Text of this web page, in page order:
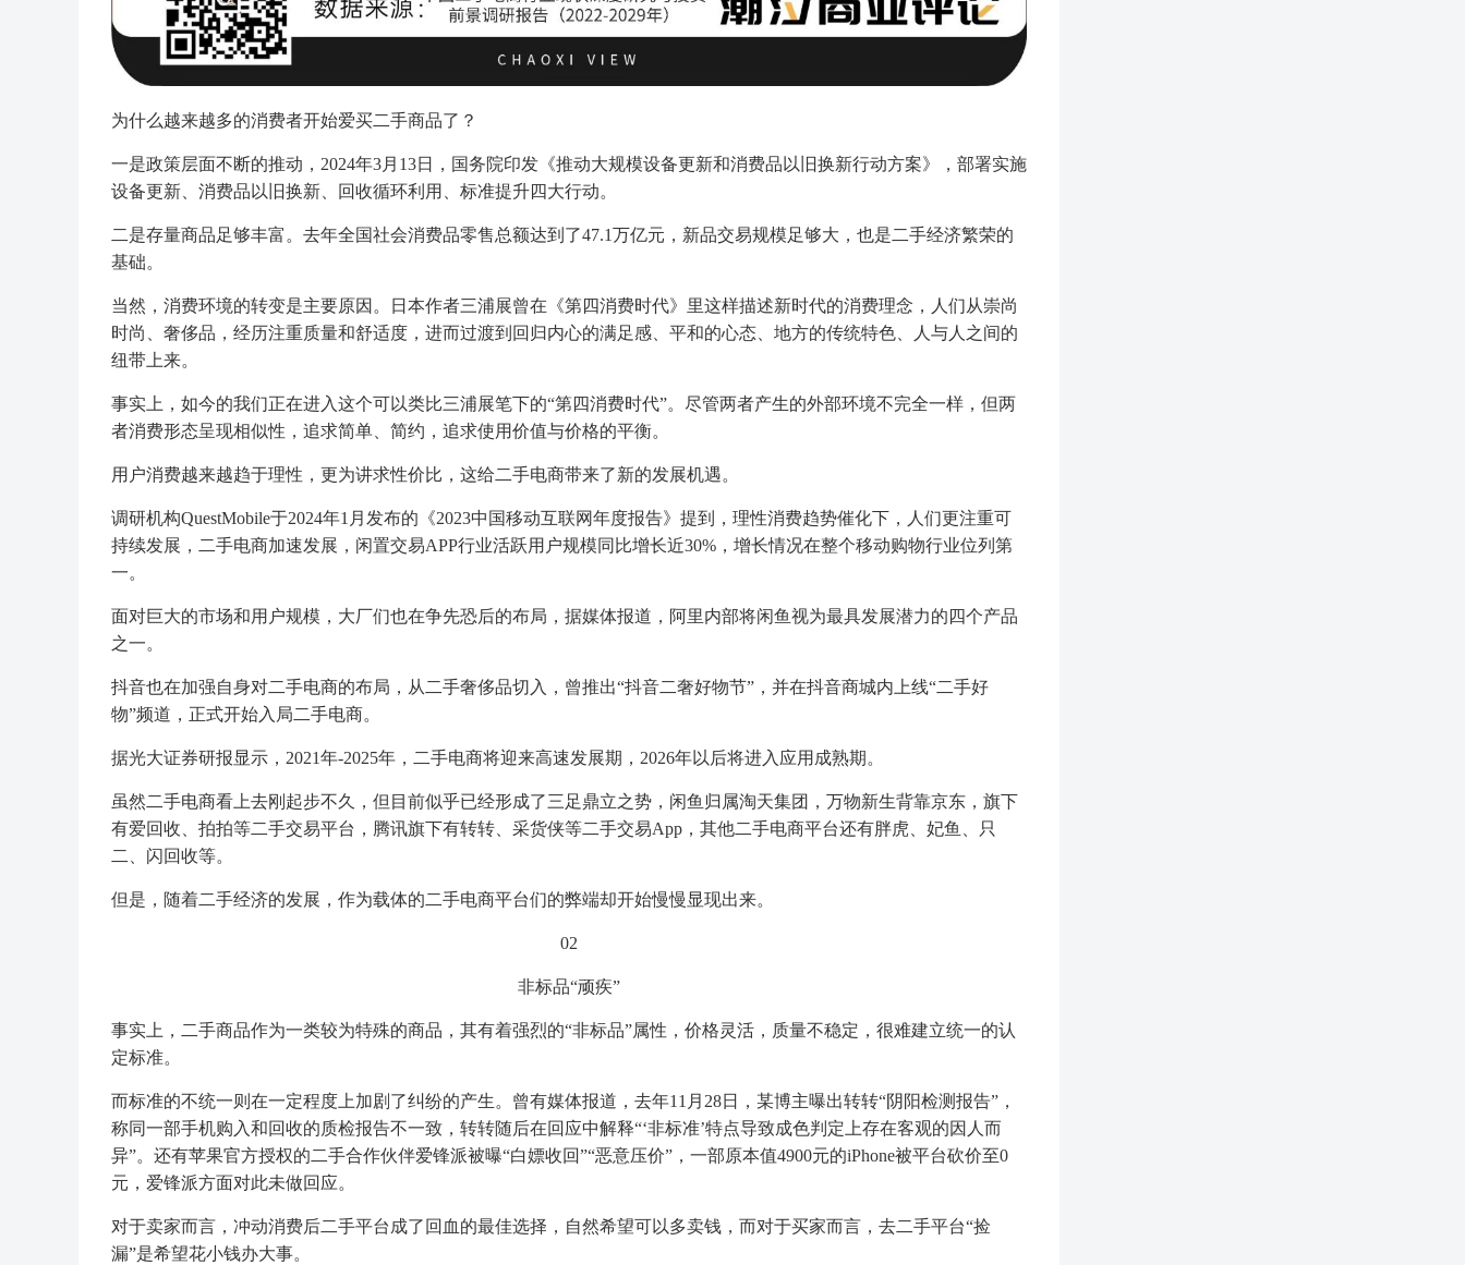
为什么越来越多的消费者开始爱买二手商品了？
一是政策层面不断的推动，2024年3月13日，国务院印发《推动大规模设备更新和消费品以旧换新行动方案》，部署实施
设备更新、消费品以旧换新、回收循环利用、标准提升四大行动。
二是存量商品足够丰富。去年全国社会消费品零售总额达到了47.1万亿元，新品交易规模足够大，也是二手经济繁荣的
基础。
当然，消费环境的转变是主要原因。日本作者三浦展曾在《第四消费时代》里这样描述新时代的消费理念，人们从崇尚
时尚、奢侈品，经历注重质量和舒适度，进而过渡到回归内心的满足感、平和的心态、地方的传统特色、人与人之间的
纽带上来。
事实上，如今的我们正在进入这个可以类比三浦展笔下的“第四消费时代”。尽管两者产生的外部环境不完全一样，但两
者消费形态呈现相似性，追求简单、简约，追求使用价值与价格的平衡。
用户消费越来越趋于理性，更为讲求性价比，这给二手电商带来了新的发展机遇。
调研机构QuestMobile于2024年1月发布的《2023中国移动互联网年度报告》提到，理性消费趋势催化下，人们更注重可
持续发展，二手电商加速发展，闲置交易APP行业活跃用户规模同比增长近30%，增长情况在整个移动购物行业位列第
一。
面对巨大的市场和用户规模，大厂们也在争先恐后的布局，据媒体报道，阿里内部将闲鱼视为最具发展潜力的四个产品
之一。
抖音也在加强自身对二手电商的布局，从二手奢侈品切入，曾推出“抖音二奢好物节”，并在抖音商城内上线“二手好
物”频道，正式开始入局二手电商。
据光大证券研报显示，2021年-2025年，二手电商将迎来高速发展期，2026年以后将进入应用成熟期。
虽然二手电商看上去刚起步不久，但目前似乎已经形成了三足鼎立之势，闲鱼归属淘天集团，万物新生背靠京东，旗下
有爱回收、拍拍等二手交易平台，腾讯旗下有转转、采货侠等二手交易App，其他二手电商平台还有胖虎、妃鱼、只
二、闪回收等。
但是，随着二手经济的发展，作为载体的二手电商平台们的弊端却开始慢慢显现出来。
02
非标品“顽疾”
事实上，二手商品作为一类较为特殊的商品，其有着强烈的“非标品”属性，价格灵活，质量不稳定，很难建立统一的认
定标准。
而标准的不统一则在一定程度上加剧了纠纷的产生。曾有媒体报道，去年11月28日，某博主曝出转转“阴阳检测报告”，
称同一部手机购入和回收的质检报告不一致，转转随后在回应中解释“‘非标准’特点导致成色判定上存在客观的因人而
异”。还有苹果官方授权的二手合作伙伴爱锋派被曝“白嫖收回”“恶意压价”，一部原本值4900元的iPhone被平台砍价至0
元，爱锋派方面对此未做回应。
对于卖家而言，冲动消费后二手平台成了回血的最佳选择，自然希望可以多卖钱，而对于买家而言，去二手平台“捡
漏”是希望花小钱办大事。